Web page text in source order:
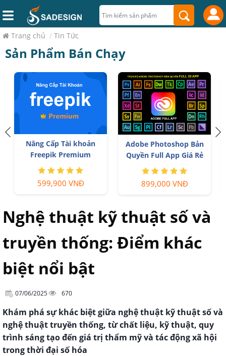
Trang chủ / Tin Tức
Sản Phẩm Bán Chạy
Nâng Cấp Tài khoản
Freepik Premium
599,900 VNĐ
Adobe Photoshop Bản
Quyền Full App Giá Rẻ
899,000 VNĐ
Nghệ thuật kỹ thuật số và
truyền thống: Điểm khác
biệt nổi bật
07/06/2025 670
Khám phá sự khác biệt giữa nghệ thuật kỹ thuật số và
nghệ thuật truyền thống, từ chất liệu, kỹ thuật, quy
trình sáng tạo đến giá trị thẩm mỹ và tác động xã hội
trong thời đại số hóa